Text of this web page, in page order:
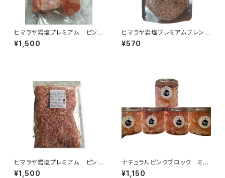
ヒマラヤ岩塩プレミアム ピンク
ブロック〈ランダム〉1㎏
¥1,500
ヒマラヤ岩塩プレミアムブレン
ド （詰替え用）
¥570
ヒマラヤ岩塩プレミアム ピンク
〈チップ〉1kg
¥1,500
ナチュラルピンクブロック ミニ
ロックソルト
¥1,150